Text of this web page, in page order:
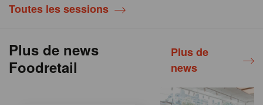
Toutes les sessions
Plus de news
Foodretail
Plus de
news